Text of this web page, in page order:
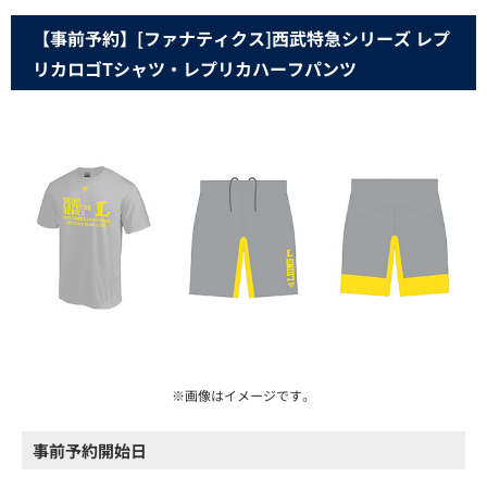
【事前予約】[ファナティクス]西武特急シリーズ レプ
リカロゴTシャツ・レプリカハーフパンツ
※画像はイメージです。
事前予約開始日